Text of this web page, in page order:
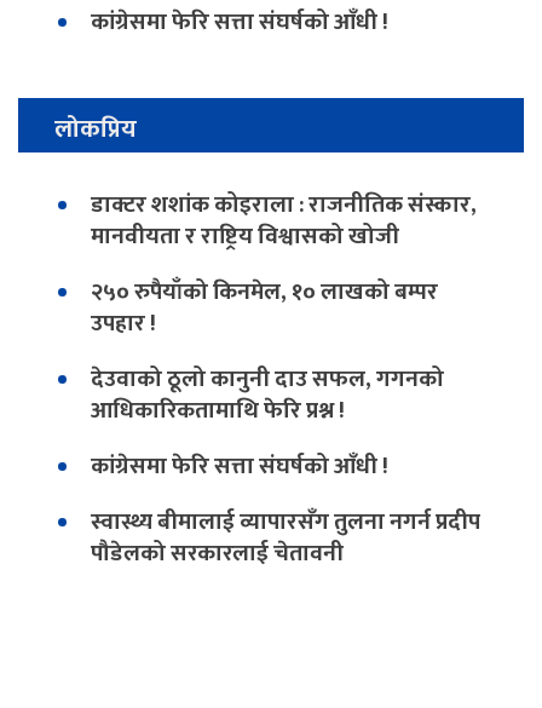
कांग्रेसमा फेरि सत्ता संघर्षको आँधी !
लोकप्रिय
डाक्टर शशांक कोइराला : राजनीतिक संस्कार,
मानवीयता र राष्ट्रिय विश्वासको खोजी
२५० रुपैयाँको किनमेल, १० लाखको बम्पर
उपहार !
देउवाको ठूलो कानुनी दाउ सफल, गगनको
आधिकारिकतामाथि फेरि प्रश्न !
कांग्रेसमा फेरि सत्ता संघर्षको आँधी !
स्वास्थ्य बीमालाई व्यापारसँग तुलना नगर्न प्रदीप
पौडेलको सरकारलाई चेतावनी